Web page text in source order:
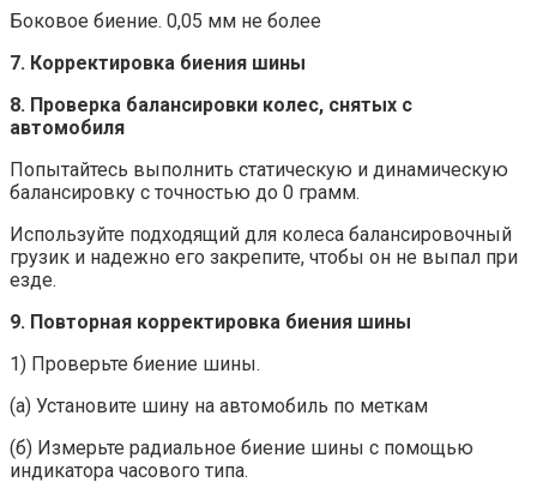
Боковое биение. 0,05 мм не более
7. Корректировка биения шины
8. Проверка балансировки колес, снятых с
автомобиля
Попытайтесь выполнить статическую и динамическую
балансировку с точностью до 0 грамм.
Используйте подходящий для колеса балансировочный
грузик и надежно его закрепите, чтобы он не выпал при
езде.
9. Повторная корректировка биения шины
1) Проверьте биение шины.
(а) Установите шину на автомобиль по меткам
(б) Измерьте радиальное биение шины с помощью
индикатора часового типа.